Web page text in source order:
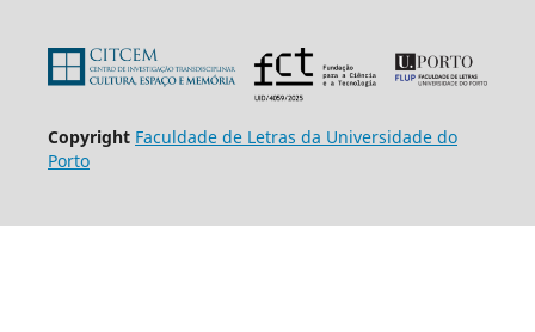
Copyright Faculdade de Letras da Universidade do
Porto